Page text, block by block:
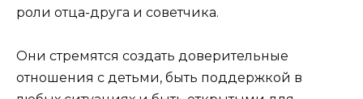
роли отца-друга и советчика.
Они стремятся создать доверительные
отношения с детьми, быть поддержкой в